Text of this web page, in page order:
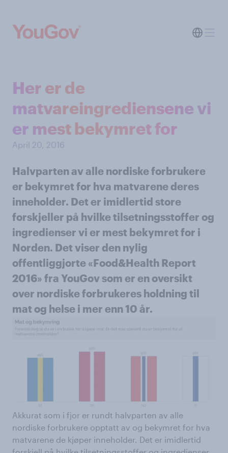
Her er de
matvareingrediensene vi
er mest bekymret for
April 20, 2016
Halvparten av alle nordiske forbrukere
er bekymret for hva matvarene deres
inneholder. Det er imidlertid store
forskjeller på hvilke tilsetningsstoffer og
ingredienser vi er mest bekymret for i
Norden. Det viser den nylig
offentliggjorte «Food&Health Report
2016» fra YouGov som er en oversikt
over nordiske forbrukeres holdning til
mat og helse i mer enn 10 år.
Akkurat som i fjor er rundt halvparten av alle
nordiske forbrukere opptatt av og bekymret for hva
matvarene de kjøper inneholder. Det er imidlertid